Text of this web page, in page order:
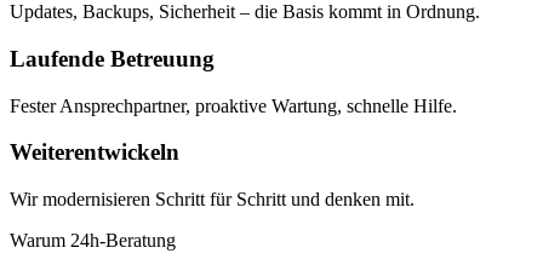
Updates, Backups, Sicherheit – die Basis kommt in Ordnung.
Laufende Betreuung
Fester Ansprechpartner, proaktive Wartung, schnelle Hilfe.
Weiterentwickeln
Wir modernisieren Schritt für Schritt und denken mit.
Warum 24h-Beratung